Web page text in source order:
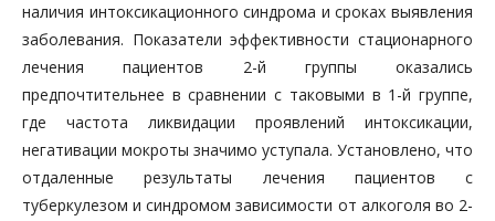
наличия интоксикационного синдрома и сроках выявления
заболевания. Показатели эффек­тивности стационарного
лечения пациентов 2-й группы оказались
предпочтительнее в сравнении с таковыми в 1-й группе,
где частота ликвидации проявлений интоксикации,
негативации мокроты значимо уступала. Установлено, что
отдаленные результаты лечения пациентов с
туберкулезом и синдромом зависимости от алкоголя во 2-